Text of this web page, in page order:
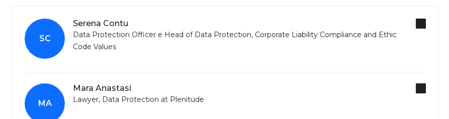
SC
Serena Contu
Data Protection Officer e Head of Data Protection, Corporate Liability Compliance and Ethic
Code Values
MA
Mara Anastasi
Lawyer, Data Protection at Plenitude